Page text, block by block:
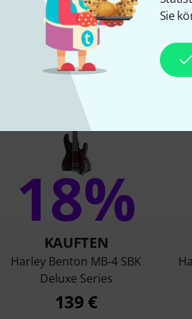
Sie
Das kauften
18%
KAUFTEN
Harley Benton MB-4 SBK
Deluxe Series
139 €